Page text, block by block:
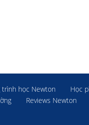
trình học Newton Học
Reviews Newton